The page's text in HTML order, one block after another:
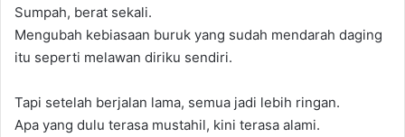
Sumpah, berat sekali.
Mengubah kebiasaan buruk yang sudah mendarah daging
itu seperti melawan diriku sendiri.
Tapi setelah berjalan lama, semua jadi lebih ringan.
Apa yang dulu terasa mustahil, kini terasa alami.